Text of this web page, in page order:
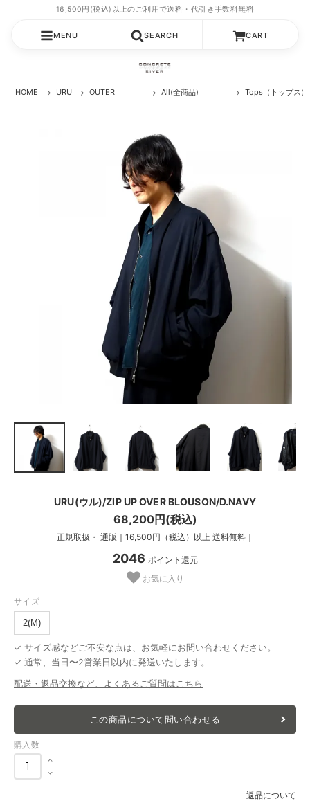
MENU SEARCH CART
HOME URU OUTER All(全商品) Tops（トップス）
URU(ウル)/ZIP UP OVER BLOUSON/D.NAVY
68,200円(税込)
正規取扱・ 通販｜16,500円（税込）以上 送料無料｜
2046 ポイント還元
お気に入り
サイズ
2(M)
✓ サイズ感などご不安な点は、お気軽にお問い合わせください。
✓ 通常、当日〜2営業日以内に発送いたします。
配送・返品交換など、よくあるご質問はこちら
この商品について問い合わせる
購入数
返品について